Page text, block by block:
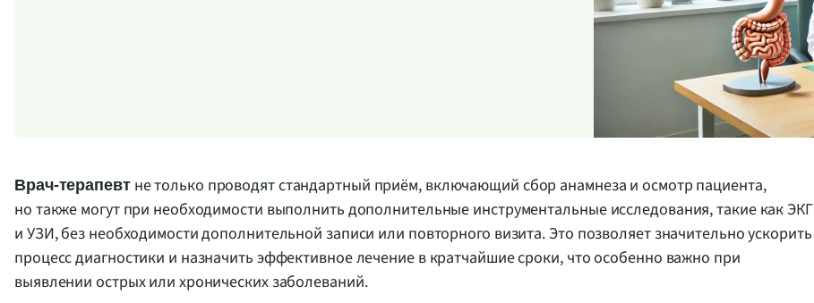
Врач-терапевтне только проводят стандартный приём, включающий сбор анамнеза и осмотр пациента,
но также могут при необходимости выполнить дополнительные инструментальные исследования, такие как ЭКГ
и УЗИ, без необходимости дополнительной записи или повторного визита. Это позволяет значительно ускорить
процесс диагностики и назначить эффективное лечение в кратчайшие сроки, что особенно важно при
выявлении острых или хронических заболеваний.